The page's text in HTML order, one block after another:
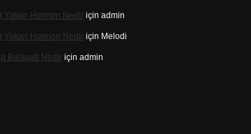
Yakan Hormon Nediriçin admin
Yakan Hormon Nediriçin Melodi
Belagati Nediriçin admin